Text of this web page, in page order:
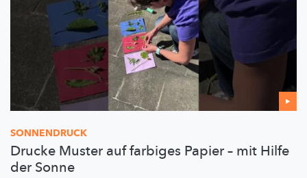
SONNENDRUCK
Drucke Muster auf farbiges Papier – mit Hilfe
der Sonne